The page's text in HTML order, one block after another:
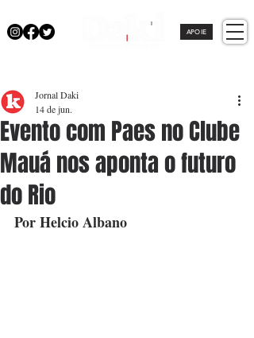
APOIE
Evento com Paes no Clube
Mauá nos aponta o futuro
do Rio
Jornal Daki
14 de jun.
Por Helcio Albano